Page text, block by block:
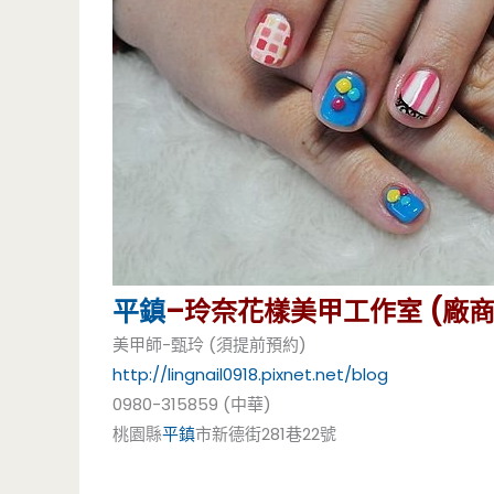
平鎮–玲奈花樣美甲工作室 (廠
美甲師-甄玲 (須提前預約)
http://lingnail0918.pixnet.net/blog
0980-315859 (中華)
桃園縣平鎮市新德街281巷22號